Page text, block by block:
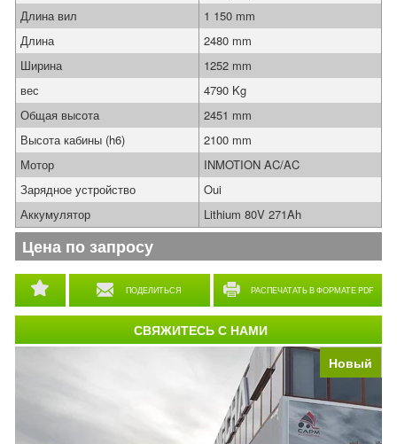
Новый
ПОДЕЛИТЬСЯ РАСПЕЧАТАТЬ В ФОРМАТЕ PDF
Длина вил
1 150 mm
Длина
2480 mm
Ширина
1252 mm
вес
4790 Kg
Общая высота
2451 mm
Высота кабины (h6)
2100 mm
Мотор
INMOTION AC/AC
Зарядное устройство
Oui
Аккумулятор
Lithium 80V 271Ah
Цена по запросу
СВЯЖИТЕСЬ С НАМИ